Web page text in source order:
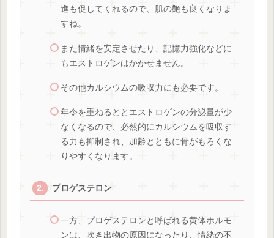
進も促してくれるので、肌の艶も良くなりま
すね。
また情緒を安定させたり、記憶力強化などに
もエストロゲンはかかせません。
その他カルシウムの吸収力にも必要です。
年令を重ねるととエストロゲンの分泌量が少
なくなるので、必然的にカルシウムを吸収す
る力も抑制され、加齢とともに骨がもろくな
りやすくなります。
プロゲステロン
一方、プロゲステロンと呼ばれる黄体ホルモ
ンは、吹き出物の原因になったり、情緒の不